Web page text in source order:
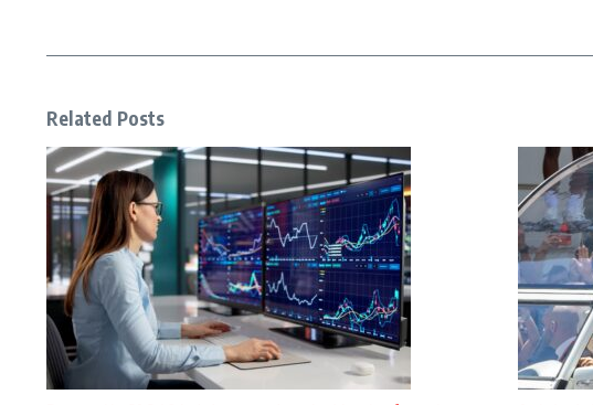
Related Posts